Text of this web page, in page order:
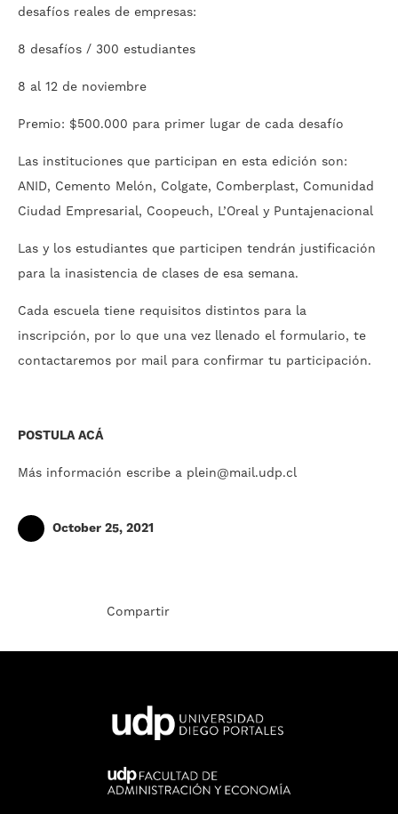
desafíos reales de empresas:
8 desafíos / 300 estudiantes
8 al 12 de noviembre
Premio: $500.000 para primer lugar de cada desafío
Las instituciones que participan en esta edición son:
ANID, Cemento Melón, Colgate, Comberplast, Comunidad
Ciudad Empresarial, Coopeuch, L’Oreal y Puntajenacional
Las y los estudiantes que participen tendrán justificación
para la inasistencia de clases de esa semana.
Cada escuela tiene requisitos distintos para la
inscripción, por lo que una vez llenado el formulario, te
contactaremos por mail para confirmar tu participación.
POSTULAACÁ
Más información escribe a plein@mail.udp.cl
October 25, 2021
Compartir